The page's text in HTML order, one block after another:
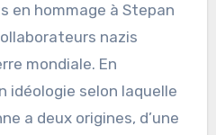
en hommage à Stepan
nazis
mondiale. En
idéologie selon laquelle
a deux origines, d’une